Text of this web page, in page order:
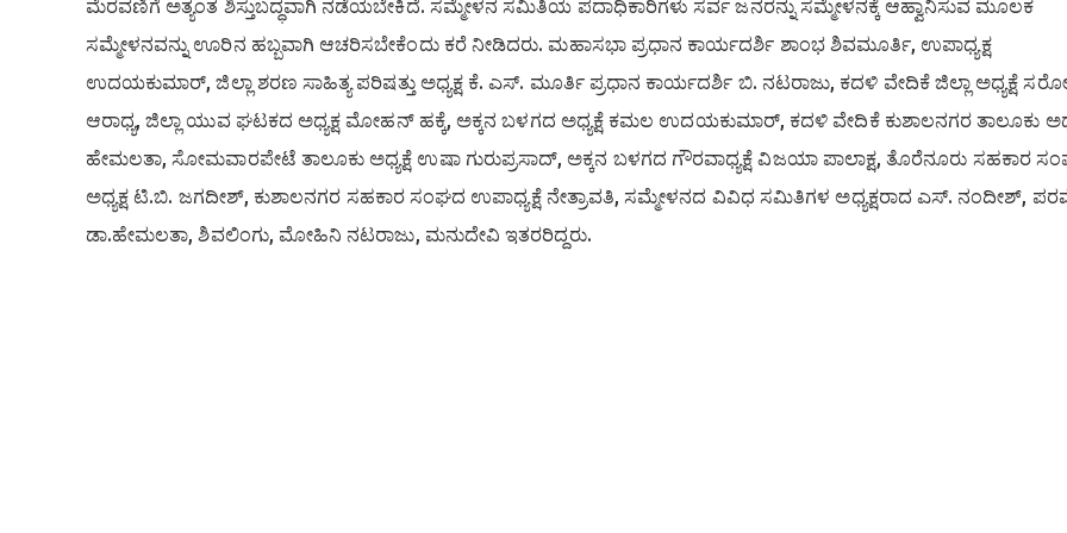
ಮೆರವಣಿಗೆ ಅತ್ಯಂತ ಶಿಸ್ತುಬದ್ಧವಾಗಿ ನಡೆಯಬೇಕಿದೆ. ಸಮ್ಮೇಳನ ಸಮಿತಿಯ ಪದಾಧಿಕಾರಿಗಳು ಸರ್ವ ಜನರನ್ನು ಸಮ್ಮೇಳನಕ್ಕೆ ಆಹ್ವಾನಿಸುವ ಮೂಲಕ
ಸಮ್ಮೇಳನವನ್ನು ಊರಿನ ಹಬ್ಬವಾಗಿ ಆಚರಿಸಬೇಕೆಂದು ಕರೆ ನೀಡಿದರು. ಮಹಾಸಭಾ ಪ್ರಧಾನ ಕಾರ್ಯದರ್ಶಿ ಶಾಂಭ ಶಿವಮೂರ್ತಿ, ಉಪಾಧ್ಯಕ್ಷ
ಉದಯಕುಮಾರ್, ಜಿಲ್ಲಾ ಶರಣ ಸಾಹಿತ್ಯ ಪರಿಷತ್ತು ಅಧ್ಯಕ್ಷ ಕೆ. ಎಸ್. ಮೂರ್ತಿ ಪ್ರಧಾನ ಕಾರ್ಯದರ್ಶಿ ಬಿ. ನಟರಾಜು, ಕದಳಿ ವೇದಿಕೆ ಜಿಲ್ಲಾ ಅಧ್ಯಕ್ಷೆ
ಆರಾಧ್ಯ, ಜಿಲ್ಲಾ ಯುವ ಘಟಕದ ಅಧ್ಯಕ್ಷ ಮೋಹನ್ ಹಕ್ಕೆ, ಅಕ್ಕನ ಬಳಗದ ಅಧ್ಯಕ್ಷೆ ಕಮಲ ಉದಯಕುಮಾರ್, ಕದಳಿ ವೇದಿಕೆ ಕುಶಾಲನಗರ ತಾಲೂಕು
ಹೇಮಲತಾ, ಸೋಮವಾರಪೇಟೆ ತಾಲೂಕು ಅಧ್ಯಕ್ಷೆ ಉಷಾ ಗುರುಪ್ರಸಾದ್, ಅಕ್ಕನ ಬಳಗದ ಗೌರವಾಧ್ಯಕ್ಷೆ ವಿಜಯಾ ಪಾಲಾಕ್ಷ, ತೊರೆನೂರು ಸಹಕಾರ
ಅಧ್ಯಕ್ಷ ಟಿ.ಬಿ. ಜಗದೀಶ್, ಕುಶಾಲನಗರ ಸಹಕಾರ ಸಂಘದ ಉಪಾಧ್ಯಕ್ಷೆ ನೇತ್ರಾವತಿ, ಸಮ್ಮೇಳನದ ವಿವಿಧ ಸಮಿತಿಗಳ ಅಧ್ಯಕ್ಷರಾದ ಎಸ್. ನಂದೀಶ್,
ಡಾ.ಹೇಮಲತಾ, ಶಿವಲಿಂಗು, ಮೋಹಿನಿ ನಟರಾಜು, ಮನುದೇವಿ ಇತರರಿದ್ದರು.